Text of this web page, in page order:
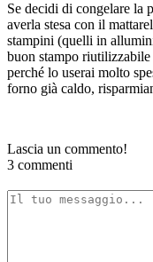
Se decidi di congelare la
averla stesa con il
stampini (quelli in
buon stampo
perché lo userai molto
forno già caldo,
Lascia un commento!
3 commenti